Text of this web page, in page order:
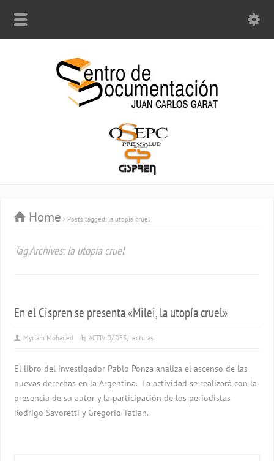
Home Posts tagged: la utopía cruel
Tag Archives: la utopía cruel
En el Cispren se presenta «Milei, la utopía cruel»
Myriam Mohaded ACTIVIDADES, Lecturas
El libro del investigador Pablo Ponza analiza el ascenso de las
nuevas derechas en la Argentina. La actividad se realizará con la
presencia de su autor y la participación de los periodistas
Rodrigo Savoretti y Gregorio Tatian.